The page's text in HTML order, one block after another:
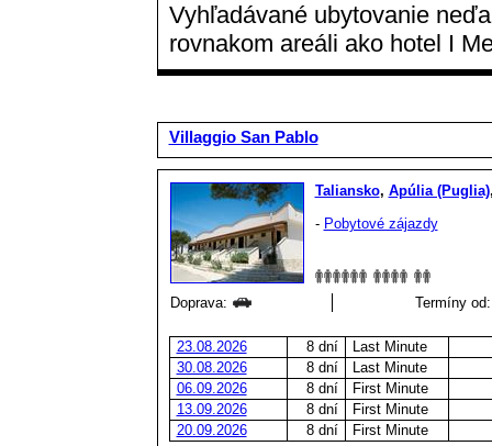
Vyhľadávané ubytovanie
rovnakom areáli ako hotel I
Villaggio San Pablo
Taliansko, Apúlia (Puglia)
- Pobytové zájazdy
Doprava: Termíny
23.08.2026 8 dní
Last Minute
30.08.2026
8 dní
Last Minute
06.09.2026
8 dní
First Minute
13.09.2026
8 dní
First Minute
20.09.2026
8 dní First Minute